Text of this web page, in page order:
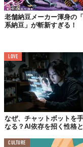
サーカススキルの訓練
アメリカ、北朝鮮、オ
プのパフォーマンスを
2012年、それまでの
「Majorettes」を立ち
ォーマーの中心として
力的に活動を続けてい
老舗納豆メーカー渾身の
系納豆」が斬新すぎる！
LOVE
なぜ、チャットボットを
なる？AI依存を招く性格
CULTURE